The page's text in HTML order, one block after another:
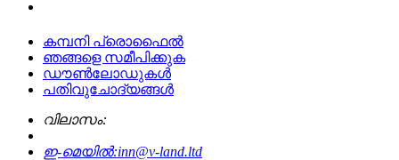
കമ്പനി പ്രൊഫൈൽ
ഞങ്ങളെ സമീപിക്കുക
ഡൗൺലോഡുകൾ
പതിവുചോദ്യങ്ങൾ
വിലാസം:
ഇ-മെയിൽ:inn@v-land.ltd